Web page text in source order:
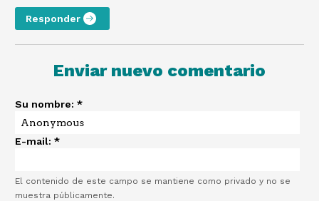
Responder
Enviar nuevo comentario
Su nombre: *
E-mail: *
El contenido de este campo se mantiene como privado y no se
muestra públicamente.